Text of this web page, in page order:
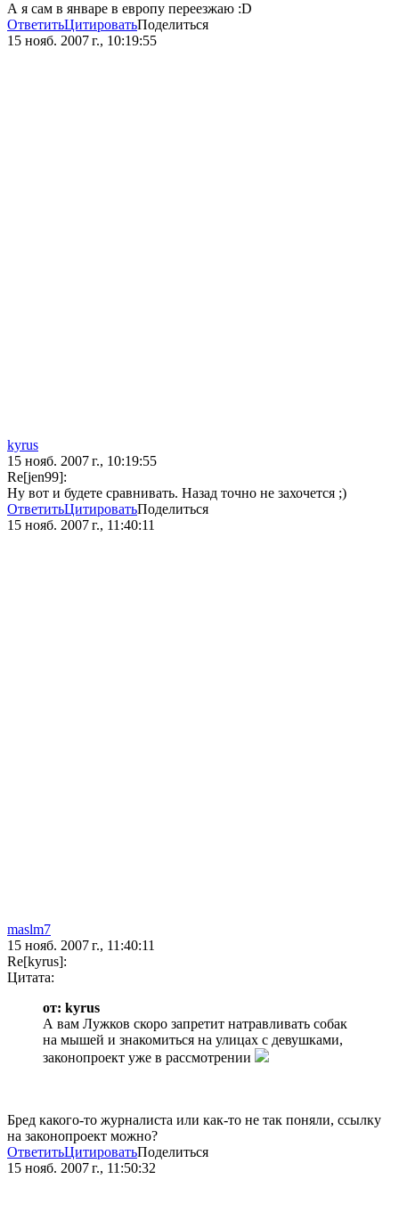
А я сам в январе в европу переезжаю :D
ОтветитьЦитироватьПоделиться
15 нояб. 2007 г., 10:19:55
kyrus
15 нояб. 2007 г., 10:19:55
Re[jen99]:
Ну вот и будете сравнивать. Назад точно не захочется ;)
ОтветитьЦитироватьПоделиться
15 нояб. 2007 г., 11:40:11
maslm7
15 нояб. 2007 г., 11:40:11
Re[kyrus]:
Цитата:
от: kyrus
А вам Лужков скоро запретит натравливать собак
на мышей и знакомиться на улицах с девушками,
законопроект уже в рассмотрении
Бред какого-то журналиста или как-то не так поняли, ссылку
на законопроект можно?
ОтветитьЦитироватьПоделиться
15 нояб. 2007 г., 11:50:32